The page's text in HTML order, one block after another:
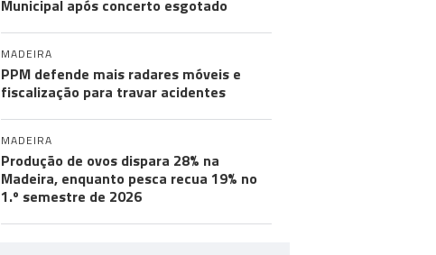
Municipal após concerto esgotado
MADEIRA
PPM defende mais radares móveis e
fiscalização para travar acidentes
MADEIRA
Produção de ovos dispara 28% na
Madeira, enquanto pesca recua 19% no
1.º semestre de 2026